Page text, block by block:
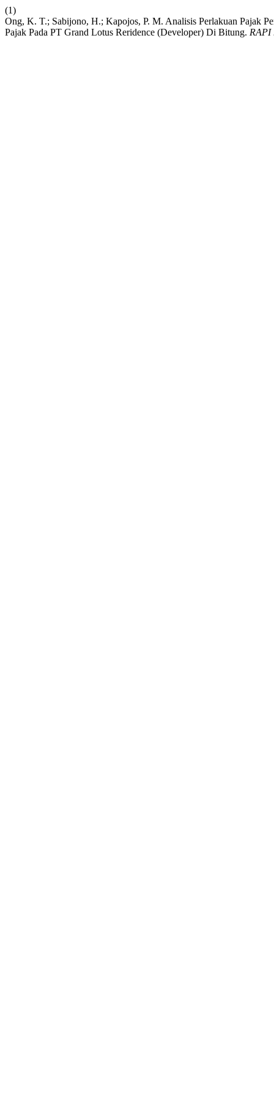
(1)
Ong, K. T.; Sabijono, H.; Kapojos, P. M. Analisis Perlakuan Pajak
Pajak Pada PT Grand Lotus Reridence (Developer) Di Bitung. RAPI